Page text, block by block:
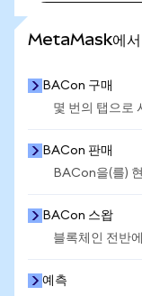
MetaMask에서
BACon 구매
몇 번의 탭으로
BACon 판매
BACon을(를)
BACon 스왑
블록체인 전반
예측